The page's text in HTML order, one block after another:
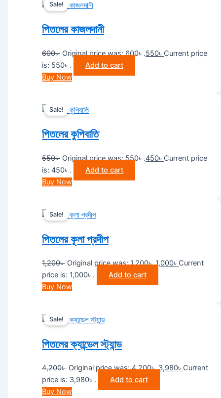
Sale!
পিতলের কাজলদানী
600৳ Original price was: 600৳ .550৳ Current price
is: 550৳ .
Add to cart
Buy Now
Sale!
পিতলের কুপিবাতি
550৳ Original price was: 550৳ .450৳ Current price
is: 450৳ .
Add to cart
Buy Now
Sale!
পিতলের কূলা প্রদীপ
1,200৳ Original price was: 1,200৳ .1,000৳ Current
price is: 1,000৳ .
Add to cart
Buy Now
Sale!
পিতলের ক্যান্ডেল স্ট্যান্ড
4,200৳ Original price was: 4,200৳ .3,980৳ Current
price is: 3,980৳ .
Add to cart
Buy Now